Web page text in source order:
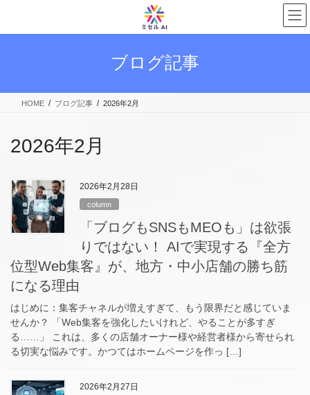
テ
ス
ゲ
ン
ブログ記事
HOME ブログ記事 2026年2月
2026年2月
2026年2月28日
column
「ブログもSNSもMEOも」は欲張
りではない！ AIで実現する『全方
位型Web集客』が、地方・中小店舗の勝ち筋
になる理由
はじめに：集客チャネルが増えすぎて、もう限界だと感じていま
せんか？ 「Web集客を強化したいけれど、やることが多すぎ
る……」 これは、多くの店舗オーナー様や経営者様から寄せられ
る切実な悩みです。かつてはホームページを作っ […]
2026年2月27日